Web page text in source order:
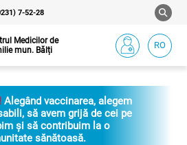
7-52-28
Medicilor de
mun. Bălți
RO
Alegând vaccinarea, alegem
să avem grijă de cei pe
și să contribuim la o
sănătoasă.